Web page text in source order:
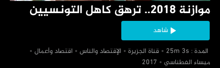
‏موازنة 2018.. ترهق كاهل التونسيين
شاهد
‏ المدة : 25m 3s
‏قناة الجزيرة ‏الإقتصاد والناس
‏اقتصاد وأعمال
‏ميساء الفطناسي